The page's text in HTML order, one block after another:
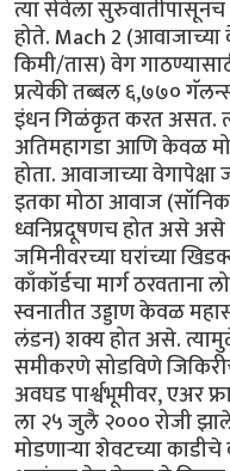
त्या सेवेला सुरुवातीपासूनच
होते. Mach 2
किमी/तास) वेग
प्रत्येकी तब्बल ६,७७०
इंधन गिळंकृत करत असत.
अतिमहागडा आणि केवळ
होता. आवाजाच्या
इतका मोठा आवाज
ध्वनिप्रदूषणच होत असे असे
जमिनीवरच्या घरांच्या
काँकॉर्डचा मार्ग ठरवताना
स्वनातीत उड्डाण केवळ
लंडन) शक्य होत असे. त्यामुळे
समीकरणे सोडविणे
अवघड पार्श्वभूमीवर, एअर
ला २५ जुलै २००० रोजी
मोडणार्‍या शेवटच्या